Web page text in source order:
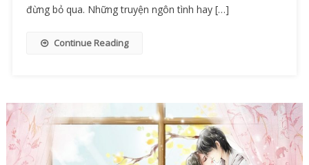
đừng bỏ qua. Những truyện ngôn tình hay […]
Continue Reading